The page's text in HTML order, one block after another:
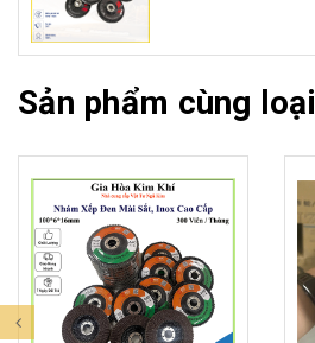
Sản phẩm cùng loại